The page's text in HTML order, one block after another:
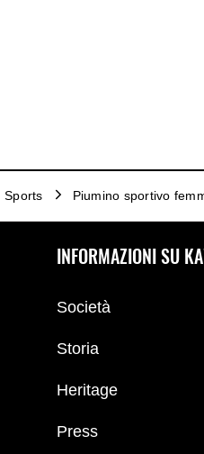
Sports Piumino sportivo
INFORMAZIONI SU
Società
Storia
Heritage
Press